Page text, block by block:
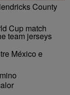
County
México e